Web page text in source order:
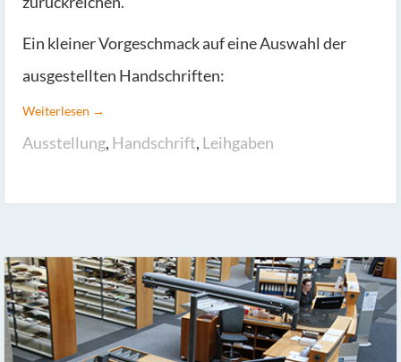
Ein kleiner Vorgeschmack auf eine Auswahl der
ausgestellten Handschriften:
Weiterlesen →
Ausstellung, Handschrift, Leihgaben